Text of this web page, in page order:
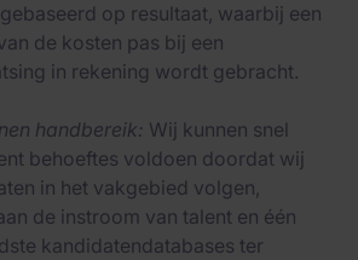
op resultaat, waarbij een
de kosten pas bij een
in rekening wordt gebracht.
handbereik: Wij kunnen snel
behoeftes voldoen doordat wij
in het vakgebied volgen,
de instroom van talent en één
kandidatendatabases ter